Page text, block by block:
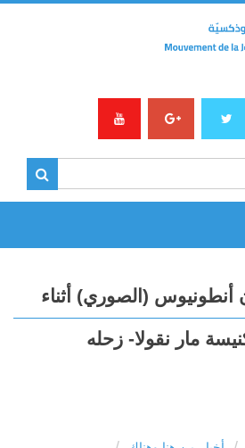
أنطونيوس (الصوري) أثناء
مار نقولا- زحله